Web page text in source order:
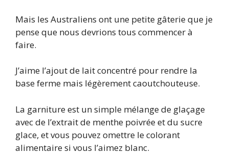
Mais les Australiens ont une petite gâterie que je
pense que nous devrions tous commencer à
faire.
J’aime l’ajout de lait concentré pour rendre la
base ferme mais légèrement caoutchouteuse.
La garniture est un simple mélange de glaçage
avec de l’extrait de menthe poivrée et du sucre
glace, et vous pouvez omettre le colorant
alimentaire si vous l’aimez blanc.